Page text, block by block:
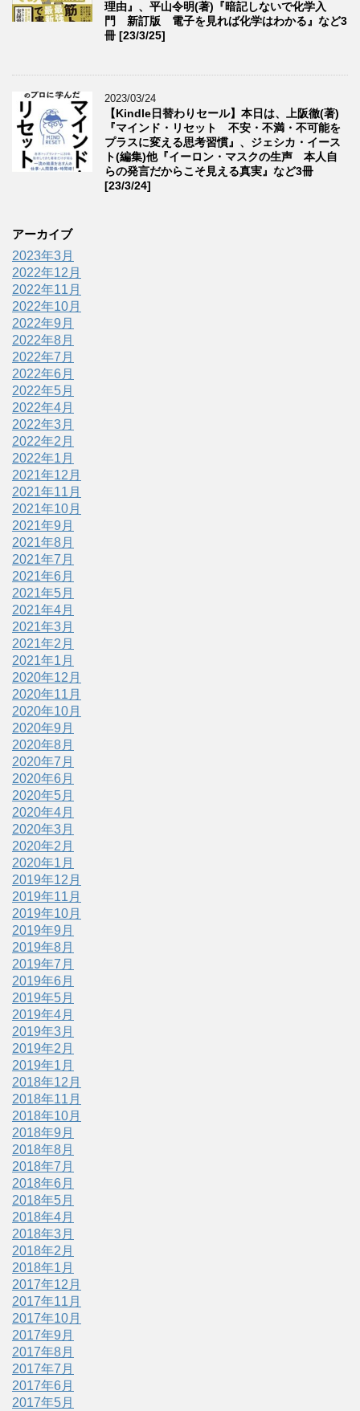
理由』、平山令明(著)『暗記しないで化学入
門 新訂版 電子を見れば化学はわかる』など3
冊 [23/3/25]
2023/03/24
【Kindle日替わりセール】本日は、上阪徹(著)
『マインド・リセット 不安・不満・不可能を
プラスに変える思考習慣』、ジェシカ・イース
ト(編集)他『イーロン・マスクの生声 本人自
らの発言だからこそ見える真実』など3冊
[23/3/24]
アーカイブ
2023年3月
2022年12月
2022年11月
2022年10月
2022年9月
2022年8月
2022年7月
2022年6月
2022年5月
2022年4月
2022年3月
2022年2月
2022年1月
2021年12月
2021年11月
2021年10月
2021年9月
2021年8月
2021年7月
2021年6月
2021年5月
2021年4月
2021年3月
2021年2月
2021年1月
2020年12月
2020年11月
2020年10月
2020年9月
2020年8月
2020年7月
2020年6月
2020年5月
2020年4月
2020年3月
2020年2月
2020年1月
2019年12月
2019年11月
2019年10月
2019年9月
2019年8月
2019年7月
2019年6月
2019年5月
2019年4月
2019年3月
2019年2月
2019年1月
2018年12月
2018年11月
2018年10月
2018年9月
2018年8月
2018年7月
2018年6月
2018年5月
2018年4月
2018年3月
2018年2月
2018年1月
2017年12月
2017年11月
2017年10月
2017年9月
2017年8月
2017年7月
2017年6月
2017年5月